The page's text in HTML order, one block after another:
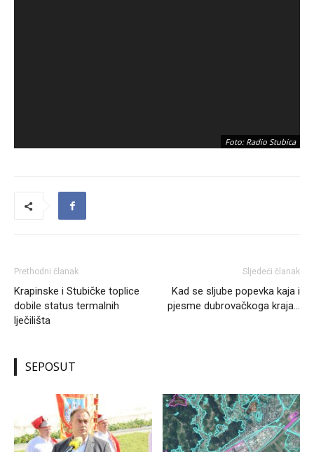
Foto: Radio Stubica
Prethodni članak
Krapinske i Stubičke toplice
dobile status termalnih
lječilišta
Sljedeći članak
Kad se sljube popevka kaja i
pjesme dubrovačkoga kraja…
SEPOSUT